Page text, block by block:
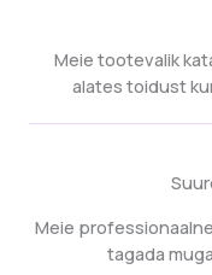
Meie tootevalik
alates toidust
Meie
tagada